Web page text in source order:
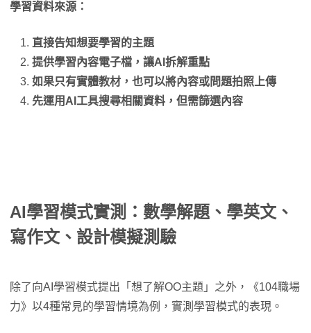
學習資料來源：
直接告知想要學習的主題
提供學習內容電子檔，讓AI拆解重點
如果只有實體教材，也可以將內容或問題拍照上傳
先運用AI工具搜尋相關資料，但需篩選內容
AI學習模式實測：數學解題、學英文、
寫作文、設計模擬測驗
除了向AI學習模式提出「想了解OO主題」之外，《104職場
力》以4種常見的學習情境為例，實測學習模式的表現。